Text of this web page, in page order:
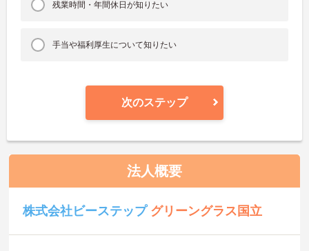
残業時間・年間休日が知りたい
手当や福利厚生について知りたい
次のステップ
法人概要
株式会社ビーステップ グリーングラス国立